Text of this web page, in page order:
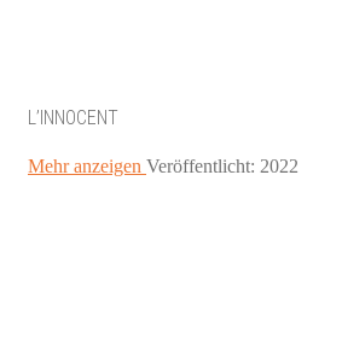
L’INNOCENT
Mehr anzeigen Veröffentlicht: 2022